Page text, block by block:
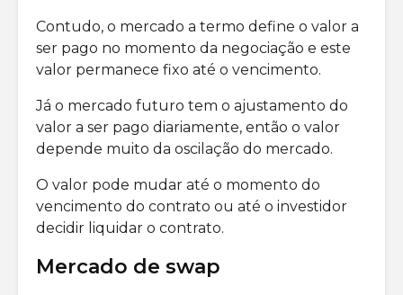
Contudo, o mercado a termo define o valor a
ser pago no momento da negociação e este
valor permanece fixo até o vencimento.
Já o mercado futuro tem o ajustamento do
valor a ser pago diariamente, então o valor
depende muito da oscilação do mercado.
O valor pode mudar até o momento do
vencimento do contrato ou até o investidor
decidir liquidar o contrato.
Mercado de swap